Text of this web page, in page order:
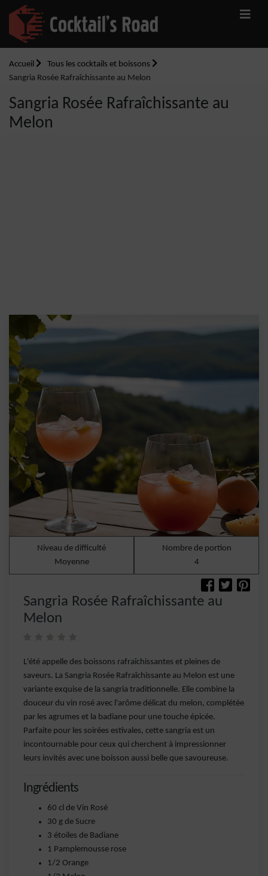
Accueil
Tous les cocktails et boissons
Sangria Rosée Rafraîchissante au Melon
Sangria Rosée Rafraîchissante au
Melon
Niveau de difficulté
Moyenne
Nombre de portion
4
Sangria Rosée Rafraîchissante au
Melon
L'été appelle des boissons rafraîchissantes et pleines de
saveurs. La Sangria Rosée Rafraîchissante au Melon est une
variante exquise de la sangria traditionnelle. Elle combine la
douceur du vin rosé avec l'arôme délicat du melon, complétée
par les agrumes et la badiane pour une touche épicée.
Parfaite pour les soirées estivales, cette sangria est un
incontournable pour ceux qui cherchent à impressionner
leurs invités avec une boisson aussi belle que savoureuse.
Ingrédients
60 cl de Vin Rosé
30 g de Sucre
3 étoiles de Badiane
1 Pamplemousse rose
1/2 Orange